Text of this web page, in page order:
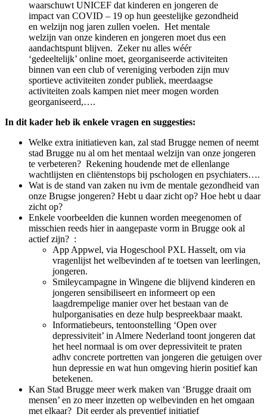
waarschuwt UNICEF dat kinderen en jongeren de
impact van COVID – 19 op hun geestelijke gezondheid
en welzijn nog jaren zullen voelen. Het mentale
welzijn van onze kinderen en jongeren moet dus een
aandachtspunt blijven. Zeker nu alles wéér
‘gedeeltelijk’ online moet, georganiseerde activiteiten
binnen van een club of vereniging verboden zijn muv
sportieve activiteiten zonder publiek, meerdaagse
activiteiten zoals kampen niet meer mogen worden
georganiseerd,….
In dit kader heb ik enkele vragen en suggesties:
Welke extra initiatieven kan, zal stad Brugge nemen of neemt
stad Brugge nu al om het mentaal welzijn van onze jongeren
te verbeteren? Rekening houdende met de ellenlange
wachtlijsten en cliëntenstops bij pschologen en psychiaters….
Wat is de stand van zaken nu ivm de mentale gezondheid van
onze Brugse jongeren? Hebt u daar zicht op? Hoe hebt u daar
zicht op?
Enkele voorbeelden die kunnen worden meegenomen of
misschien reeds hier in aangepaste vorm in Brugge ook al
actief zijn? :
App Appwel, via Hogeschool PXL Hasselt, om via
vragenlijst het welbevinden af te toetsen van leerlingen,
jongeren.
Smileycampagne in Wingene die blijvend kinderen en
jongeren sensibiliseert en informeert op een
laagdrempelige manier over het bestaan van de
hulporganisaties en deze hulp bespreekbaar maakt.
Informatiebeurs, tentoonstelling ‘Open over
depressiviteit’ in Almere Nederland toont jongeren dat
het heel normaal is om over depressiviteit te praten
adhv concrete portretten van jongeren die getuigen over
hun depressie en wat hun omgeving hierin positief kan
betekenen.
Kan Stad Brugge meer werk maken van ‘Brugge draait om
mensen’ en zo meer inzetten op welbevinden en het omgaan
met elkaar? Dit eerder als preventief initiatief